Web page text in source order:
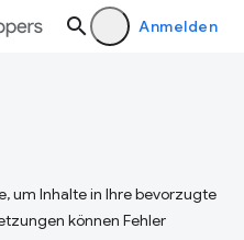
Anmelden
um Inhalte in Ihre bevorzugte
können Fehler